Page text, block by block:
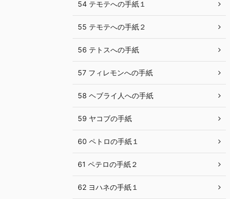
54 テモテへの手紙１
55 テモテへの手紙２
56 テトスへの手紙
57 フィレモンへの手紙
58 ヘブライ人への手紙
59 ヤコブの手紙
60 ペトロの手紙１
61 ペテロの手紙２
62 ヨハネの手紙１